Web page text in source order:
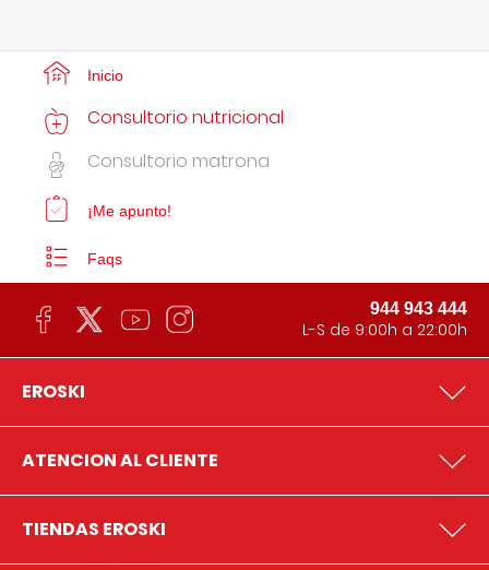
Inicio
Consultorio nutricional
Consultorio matrona
¡Me apunto!
Faqs
944 943 444
L-S de 9:00h a 22:00h
EROSKI
ATENCION AL CLIENTE
TIENDAS EROSKI